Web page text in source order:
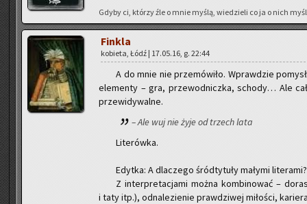
Gdyby ci, któ­rzy źle o mnie myślą, wie­dzie­li co ja o nich
Fin­kla
ko­bie­ta, Łódź | 17.05.16, g. 22:44
A do mnie nie prze­mó­wi­ło. Wpraw­dzie
ele­men­ty – gra, prze­wod­nicz­ka, scho­dy… Ale
prze­wi­dy­wal­ne.
– Ale wuj nie żyje od trzech lata
Li­te­rów­ka.
Edyt­ka: A dla­cze­go śród­ty­tu­ły ma­ły­mi li­te­ra­mi?
Z in­ter­pre­ta­cja­mi można kom­bi­no­wać –
i taty itp.), od­na­le­zie­nie praw­dzi­wej mi­ło­ści,